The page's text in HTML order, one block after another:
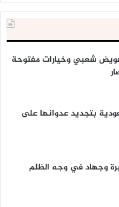
شعبي وخيارات مفتوحة
بتجديد عدوانها على
وجهاد في وجه الظلم